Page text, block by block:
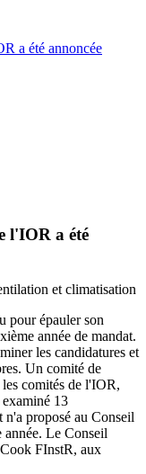
a été annoncée
l'IOR a été
pour épauler son
année de mandat.
les candidatures et
Un comité de
comités de l'IOR,
examiné 13
n'a proposé au Conseil
année. Le Conseil
FInstR, aux